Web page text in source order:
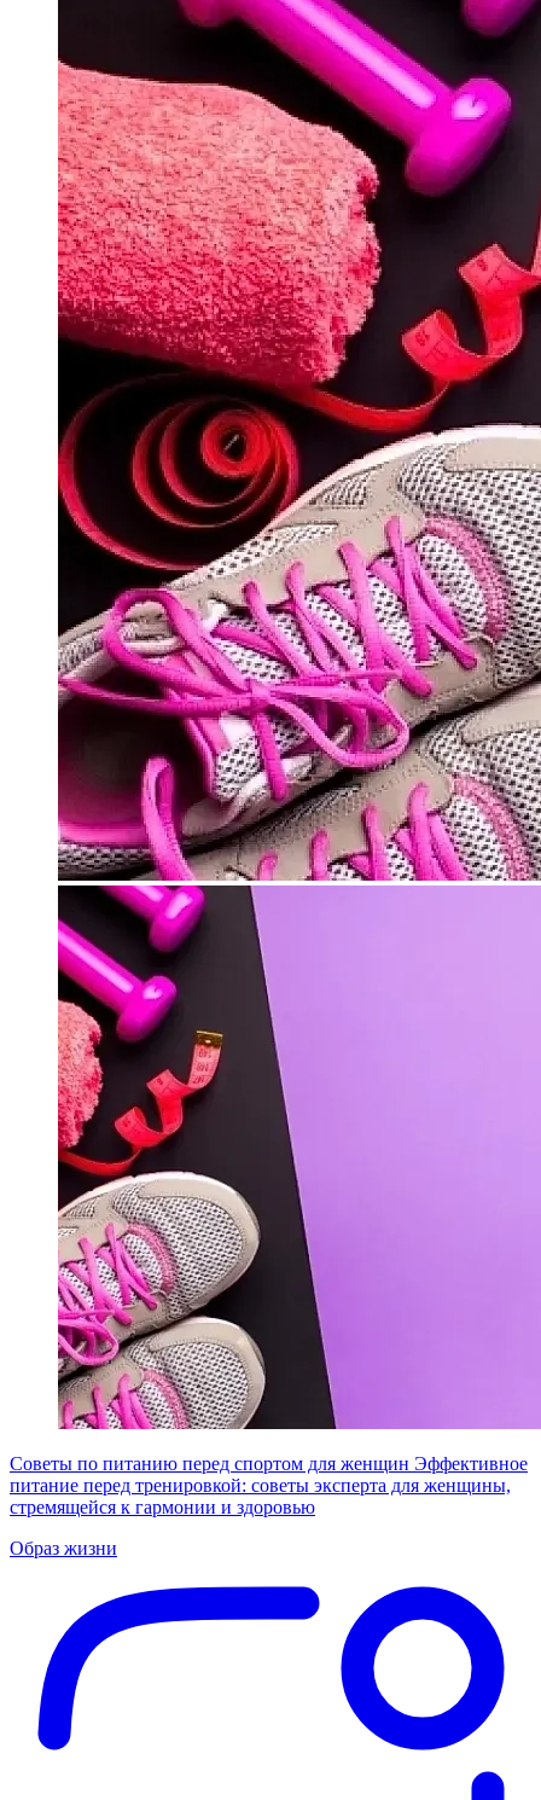
Советы по питанию перед спортом для женщин Эффективное
питание перед тренировкой: советы эксперта для женщины,
стремящейся к гармонии и здоровью
Образ жизни